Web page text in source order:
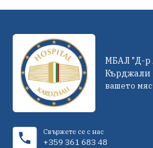
МБАЛ "Д-р
Кърджали
вашето
Свържете се с нас
+359 361 683 48